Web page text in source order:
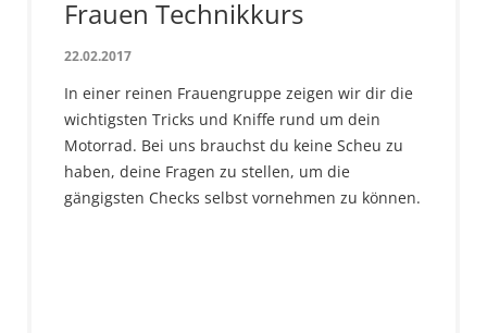
Frauen Technikkurs
22.02.2017
In einer reinen Frauengruppe zeigen wir dir die
wichtigsten Tricks und Kniffe rund um dein
Motorrad. Bei uns brauchst du keine Scheu zu
haben, deine Fragen zu stellen, um die
gängigsten Checks selbst vornehmen zu können.